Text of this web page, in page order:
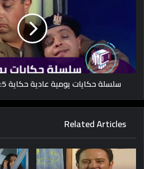
سلسلة حكايات يومية عادية حكاية 5: "مَلَاكِي الحارس"
Related Articles